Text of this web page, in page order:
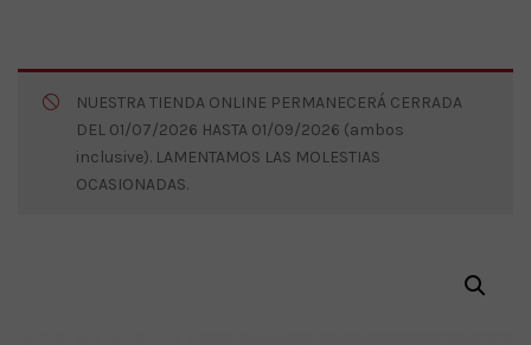
NUESTRA TIENDA ONLINE PERMANECERÁ CERRADA
DEL 01/07/2026 HASTA 01/09/2026 (ambos
inclusive). LAMENTAMOS LAS MOLESTIAS
OCASIONADAS.